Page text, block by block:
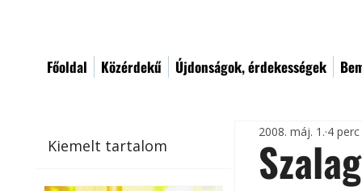
Főoldal Közérdekű Újdonságok, érdekességek
Kiemelt tartalom
2008. máj. 1. 4